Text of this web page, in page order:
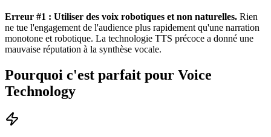
Erreur #1 : Utiliser des voix robotiques et non naturelles. Rien
ne tue l'engagement de l'audience plus rapidement qu'une narration
monotone et robotique. La technologie TTS précoce a donné une
mauvaise réputation à la synthèse vocale.
Pourquoi c'est parfait pour Voice
Technology